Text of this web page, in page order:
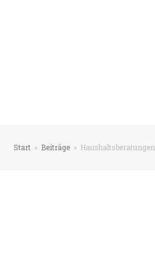
Start » Beiträge » Haushaltsberatungen